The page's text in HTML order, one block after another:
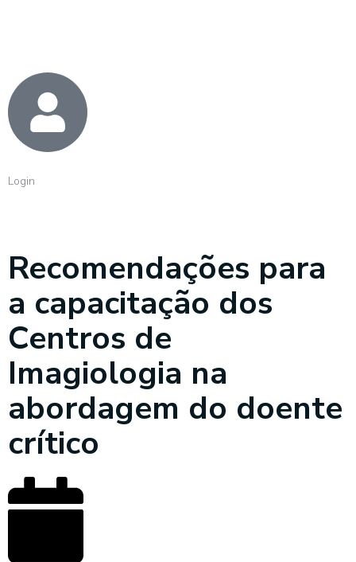
Login
Recomendações para
a capacitação dos
Centros de
Imagiologia na
abordagem do doente
crítico